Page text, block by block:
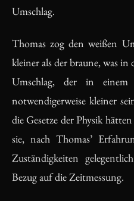
Umschlag.
Thomas zog den weißen
kleiner als der braune, was in
Umschlag, der in einem
notwendigerweise kleiner
die Gesetze der Physik
sie, nach Thomas’
Zuständigkeiten
Bezug auf die Zeitmessung.